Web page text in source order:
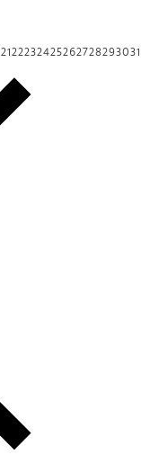
2122232425262728293031